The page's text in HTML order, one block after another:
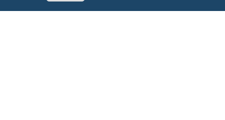
Tecnologie e Accessibilità